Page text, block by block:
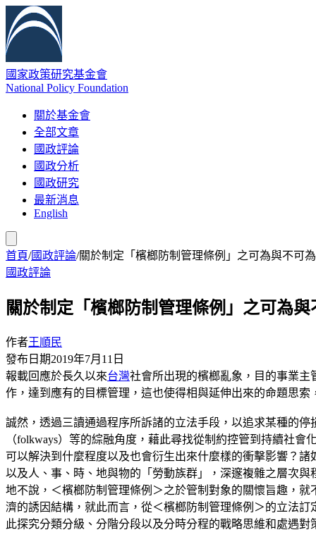
國家政策研究基金會
National Policy Foundation
關於基金會
全部文章
國政評論
國政分析
國政研究
最新消息
English
首頁/國政評論/關於制定「檳榔防制管理條例」之可為與不可為
國政評論
關於制定「檳榔防制管理條例」之可為與
作者王順民
發布日期2019年7月11日
報載回應於長久以來台灣社會所出現的檳榔亂象，目的事業
作，達到應有的目標管理，這也使得相與延伸出來的命題思
誠然，透過三讀通過程序所訴諸的立法手段，以追求某種的
（folkways）等的綜融角度，藉此尋找從制約控管到持續社
可以解決到什麼程度以及也會衍生出來什麼樣的衝擊影響？
以及人、事、時、地與物的「勞動族群」，深邃複雜之層次
地不說，＜檳榔防制管理條例＞之於管制對象的關懷旨趣，
濟的誘因結構，就此而言，從＜檳榔防制管理條例＞的立法
此探究分類分級、分階分段以及分時分程的戰略思維和處遇對